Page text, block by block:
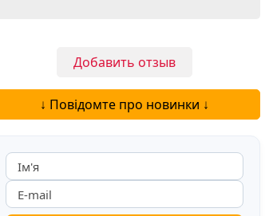
реальних дослідженнях, а не на чиїхось
здогадах і міфах. Головна думка, яка мене
зачепила найбільше:...
Подробнее...
Добавить отзыв
↓ Повідомте про новинки ↓